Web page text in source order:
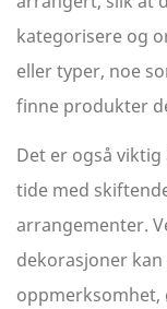
kategorisere og
eller typer, noe
finne produkter
Det er også
tide med
arrangementer.
dekorasjoner
oppmerksomhet,